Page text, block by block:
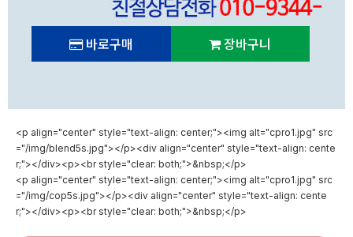
바로구매 장바구니
<p align="center" style="text-align: center;"><img alt="cpro1.jpg" src
="/img/blend5s.jpg"></p><div align="center" style="text-align: cente
r;"></div><p><br style="clear: both;">&nbsp;</p>
<p align="center" style="text-align: center;"><img alt="cpro1.jpg" src
="/img/cop5s.jpg"></p><div align="center" style="text-align: cente
r;"></div><p><br style="clear: both;">&nbsp;</p>